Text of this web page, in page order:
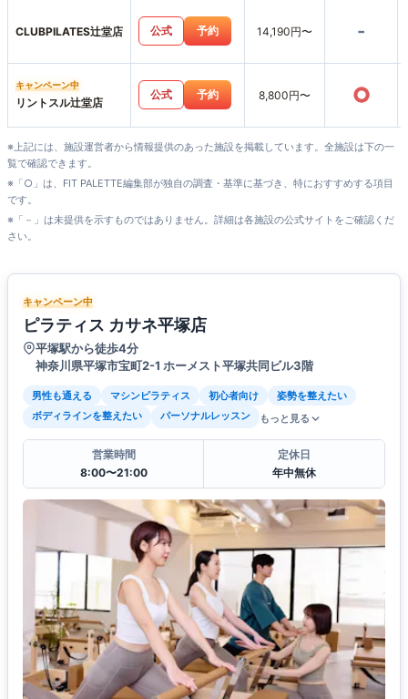
CLUBPILATES辻堂店 公式 予約 14,190円〜 -
キャンペーン中
リントスル辻堂店
公式 予約 8,800円〜 ○
※上記には、施設運営者から情報提供のあった施設を掲載しています。全施設は下の一
覧で確認できます。
※「○」は、FIT PALETTE編集部が独自の調査・基準に基づき、特におすすめする項目
です。
※「－」は未提供を示すものではありません。詳細は各施設の公式サイトをご確認くだ
さい。
キャンペーン中
ピラティス カサネ平塚店
平塚駅から徒歩4分
神奈川県平塚市宝町2-1 ホーメスト平塚共同ビル3階
男性も通える マシンピラティス 初心者向け
姿勢を整えたい
ボディラインを整えたい
パーソナルレッスン もっと見る
営業時間
8:00〜21:00
定休日
年中無休